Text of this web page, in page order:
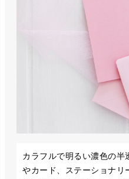
カラフルで明るい濃色の半
やカード、ステーショナリ